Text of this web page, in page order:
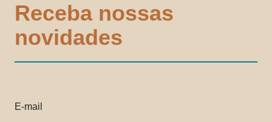
Receba nossas
novidades
E-mail